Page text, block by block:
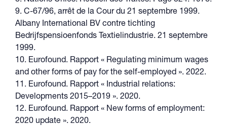
9. C-67/96, arrêt de la Cour du 21 septembre 1999.
Albany International BV contre tichting
Bedrijfspensioenfonds Textielindustrie. 21 septembre
1999.
10. Eurofound. Rapport « Regulating minimum wages
and other forms of pay for the self-employed ». 2022.
11. Eurofound. Rapport « Industrial relations:
Developments 2015–2019 ». 2020.
12. Eurofound. Rapport « New forms of employment:
2020 update ». 2020.